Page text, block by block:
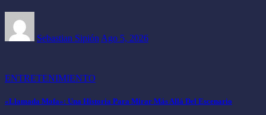
Sebastian Sipión Ago 5, 2026
ENTRETENIMIENTO
«Llamada Mofa»: Una Historia Para Mirar Más Allá Del Escenario